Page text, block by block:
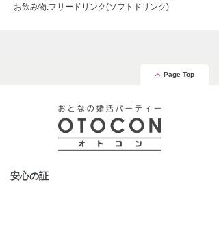
お飲み物:フリードリンク(ソフトドリンク)
Page Top
安心の証